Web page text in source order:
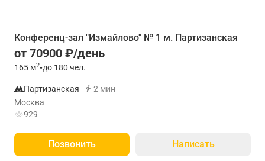
Конференц-зал "Измайлово" № 1 м. Партизанская
от 70900 ₽/день
165 м2•до 180 чел.
Партизанская
2 мин
Москва
929
Позвонить Написать